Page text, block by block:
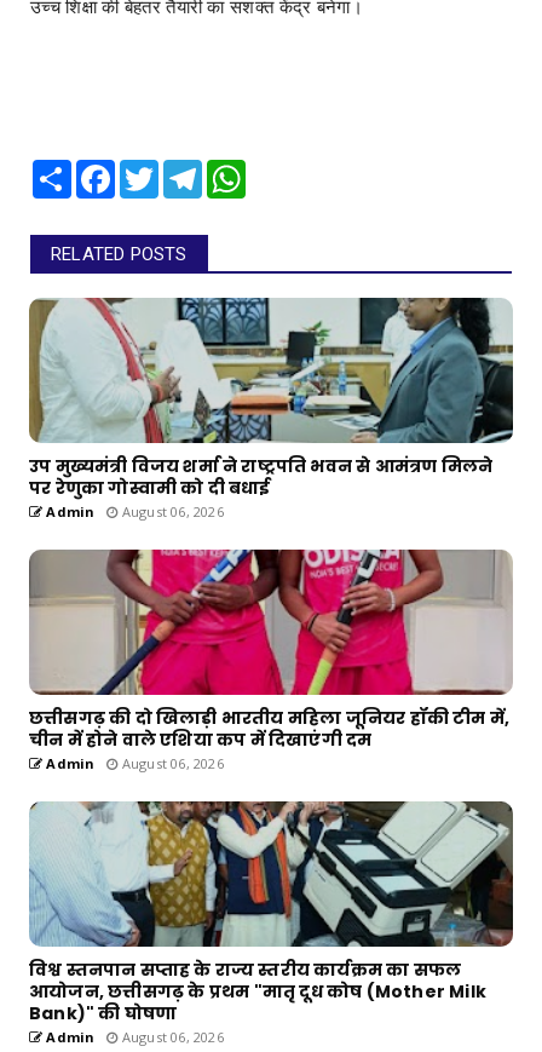
उच्च शिक्षा की बेहतर तैयारी का सशक्त केंद्र बनेगा।
Share Facebook
TwitterTelegram
RELATED POSTS
उप मुख्यमंत्री विजय शर्मा ने राष्ट्रपति भवन से आमंत्रण मिलने
पर रेणुका गोस्वामी को दी बधाई
Admin August 06, 2026
छत्तीसगढ़ की दो खिलाड़ी भारतीय महिला जूनियर हॉकी टीम में,
चीन में होने वाले एशिया कप में दिखाएंगी दम
Admin August 06, 2026
विश्व स्तनपान सप्ताह के राज्य स्तरीय कार्यक्रम का सफल
आयोजन, छत्तीसगढ़ के प्रथम "मातृ दूध कोष (Mother Milk
Bank)" की घोषणा
Admin August 06, 2026